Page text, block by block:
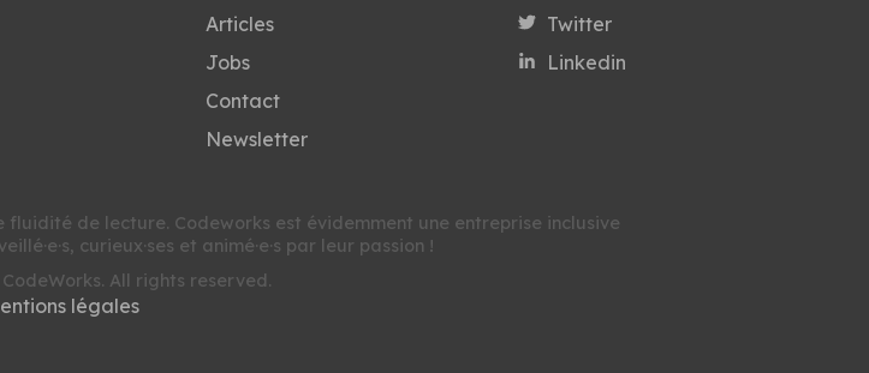
en garantissant la conformité avec les réglementations.
Articles
Jobs
Contact
Newsletter
Twitter
Linkedin
de lecture. Codeworks est évidemment une entreprise inclusive
curieux·ses et animé·e·s par leur passion !
All rights reserved.
légales